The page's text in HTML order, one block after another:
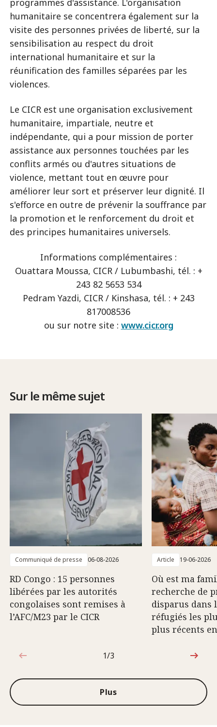
programmes d'assistance. L'organisation
humanitaire se concentrera également sur la
visite des personnes privées de liberté, sur la
sensibilisation au respect du droit
international humanitaire et sur la
réunification des familles séparées par les
violences.
Le CICR est une organisation exclusivement
humanitaire, impartiale, neutre et
indépendante, qui a pour mission de porter
assistance aux personnes touchées par les
conflits armés ou d'autres situations de
violence, mettant tout en œuvre pour
améliorer leur sort et préserver leur dignité. Il
s'efforce en outre de prévenir la souffrance par
la promotion et le renforcement du droit et
des principes humanitaires universels.
Informations complémentaires :
Ouattara Moussa, CICR / Lubumbashi, tél. : +
243 82 5653 534
Pedram Yazdi, CICR / Kinshasa, tél. : + 243
817008536
ou sur notre site : www.cicr.org
Sur le même sujet
Communiqué de presse 06-08-2026
RD Congo : 15 personnes
libérées par les autorités
congolaises sont remises à
l’AFC/M23 par le CICR
Article 19-06-2026
Où est ma
recherche de
disparus dans
réfugiés les
plus récents
1sur3
1/3
Plus